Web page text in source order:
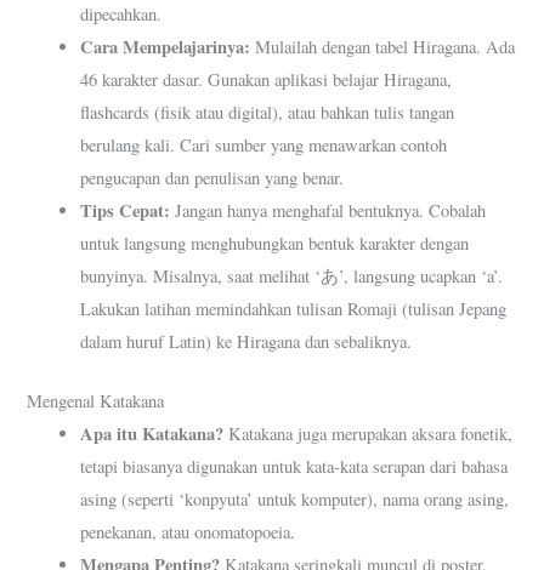
dipecahkan.
Cara Mempelajarinya: Mulailah dengan tabel Hiragana. Ada
46 karakter dasar. Gunakan aplikasi belajar Hiragana,
flashcards (fisik atau digital), atau bahkan tulis tangan
berulang kali. Cari sumber yang menawarkan contoh
pengucapan dan penulisan yang benar.
Tips Cepat: Jangan hanya menghafal bentuknya. Cobalah
untuk langsung menghubungkan bentuk karakter dengan
bunyinya. Misalnya, saat melihat ‘あ’, langsung ucapkan ‘a’.
Lakukan latihan memindahkan tulisan Romaji (tulisan Jepang
dalam huruf Latin) ke Hiragana dan sebaliknya.
Mengenal Katakana
Apa itu Katakana? Katakana juga merupakan aksara fonetik,
tetapi biasanya digunakan untuk kata-kata serapan dari bahasa
asing (seperti ‘konpyuta’ untuk komputer), nama orang asing,
penekanan, atau onomatopoeia.
Mengapa Penting? Katakana seringkali muncul di poster,